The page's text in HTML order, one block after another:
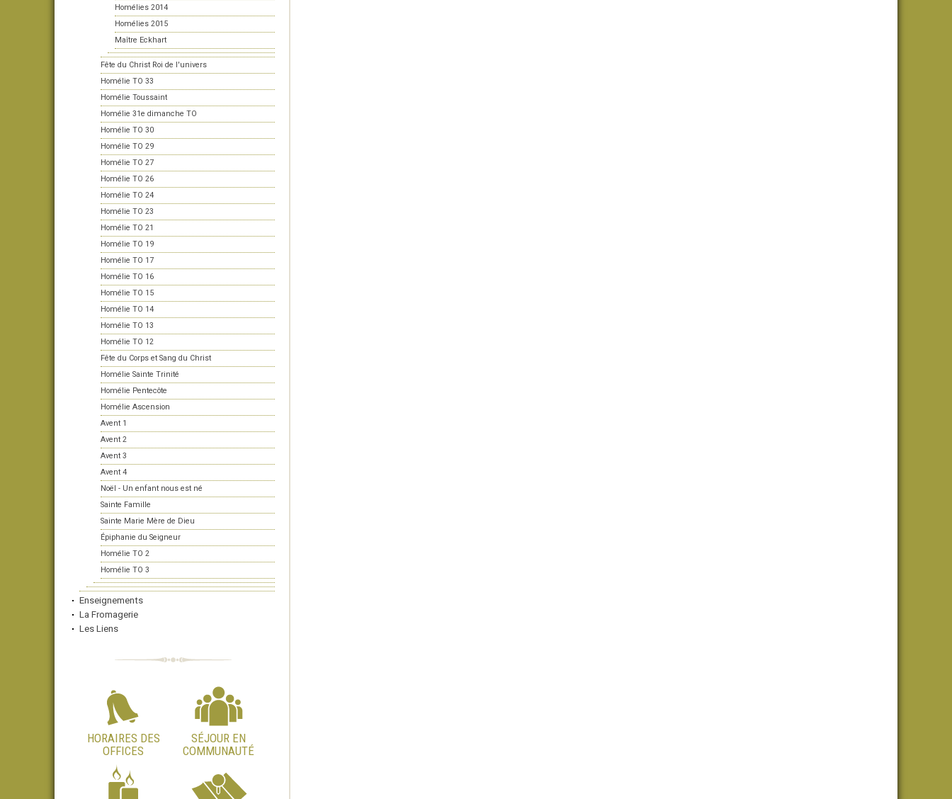
Homélies 2014
Homélies 2015
Maître Eckhart
Fête du Christ Roi de l'univers
Homélie TO 33
Homélie Toussaint
Homélie 31e dimanche TO
Homélie TO 30
Homélie TO 29
Homélie TO 27
Homélie TO 26
Homélie TO 24
Homélie TO 23
Homélie TO 21
Homélie TO 19
Homélie TO 17
Homélie TO 16
Homélie TO 15
Homélie TO 14
Homélie TO 13
Homélie TO 12
Fête du Corps et Sang du Christ
Homélie Sainte Trinité
Homélie Pentecôte
Homélie Ascension
Avent 1
Avent 2
Avent 3
Avent 4
Noël - Un enfant nous est né
Sainte Famille
Sainte Marie Mère de Dieu
Épiphanie du Seigneur
Homélie TO 2
Homélie TO 3
Enseignements
La Fromagerie
Les Liens
HORAIRES DES
OFFICES
SÉJOUR EN
COMMUNAUTÉ